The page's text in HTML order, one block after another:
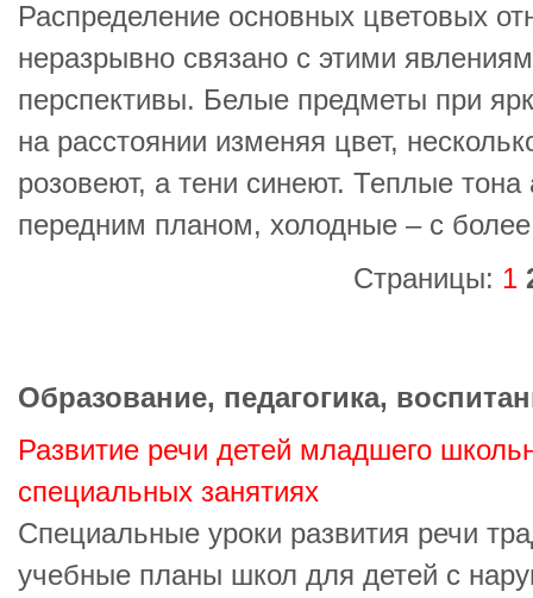
Распределение основных цветовых
неразрывно связано с этими
перспективы. Белые предметы при
на расстоянии изменяя цвет,
розовеют, а тени синеют. Теплые тона
передним планом, холодные – с
Страницы: 1
Образование, педагогика,
Развитие речи детей младшего
специальных занятиях
Специальные уроки развития речи
учебные планы школ для детей с